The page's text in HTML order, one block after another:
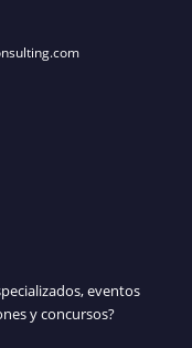
eventos
y concursos?